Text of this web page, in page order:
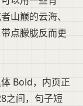
山巅的云海、
点朦胧反而更
Bold，内页正
之间，句子短